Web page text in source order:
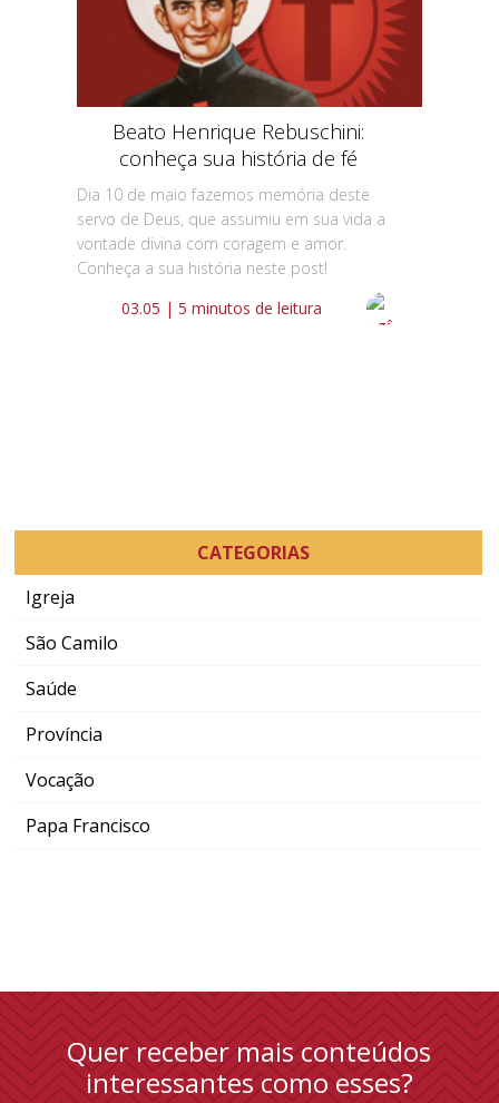
Beato Henrique Rebuschini:
conheça sua história de fé
Dia 10 de maio fazemos memória deste
servo de Deus, que assumiu em sua vida a
vontade divina com coragem e amor.
Conheça a sua história neste post!
03.05 | 5 minutos de leitura
CATEGORIAS
Igreja
São Camilo
Saúde
Província
Vocação
Papa Francisco
Quer receber mais conteúdos
interessantes como esses?